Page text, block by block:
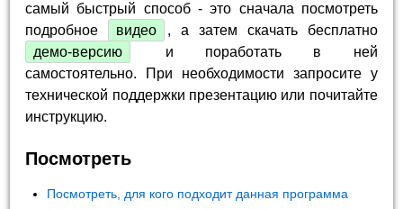
самый быстрый способ - это сначала посмотреть
подробное
видео
, а затем скачать бесплатно
демо-версию
и поработать в ней
самостоятельно. При необходимости запросите у
технической поддержки презентацию или почитайте
инструкцию.
Посмотреть
Посмотреть, для кого подходит данная программа